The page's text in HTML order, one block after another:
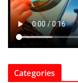
Categories